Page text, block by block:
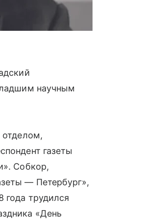
научным
отделом,
газеты
Собкор,
— Петербург»,
года трудился
«День